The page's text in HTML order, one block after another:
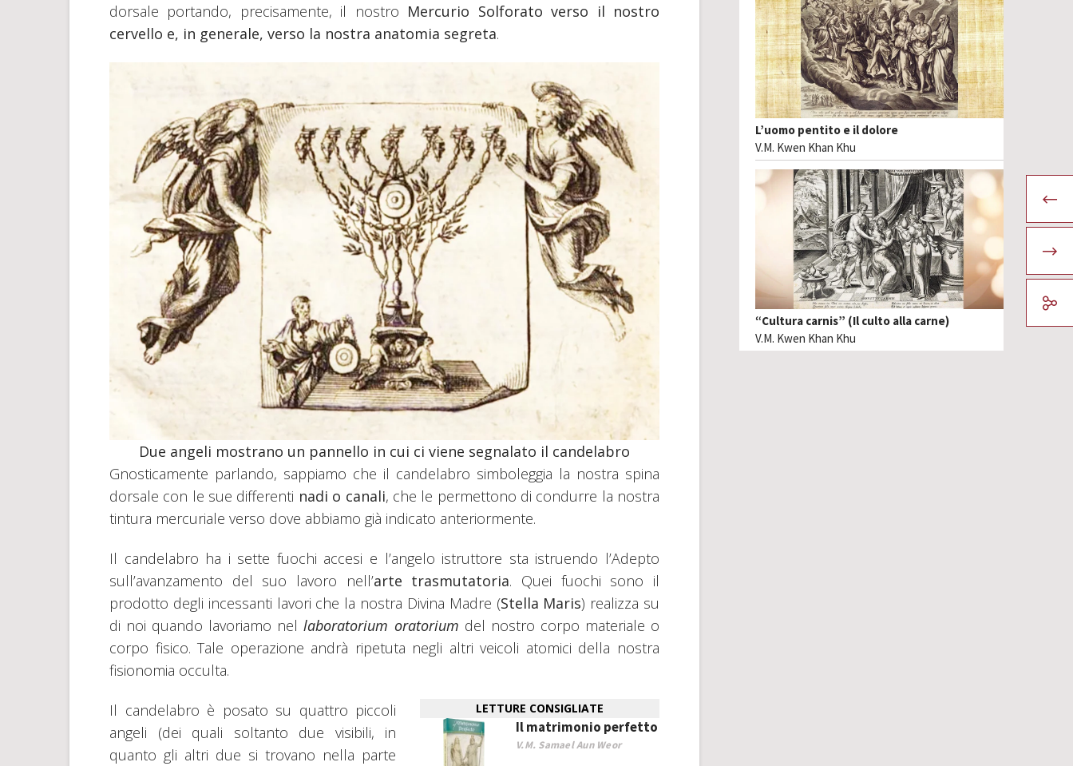
dorsale portando, precisamente, il nostro Mercurio Solforato verso il nostro
cervello e, in generale, verso la nostra anatomia segreta.
Due angeli mostrano un pannello in cui ci viene segnalato il candelabro
Gnosticamente parlando, sappiamo che il candelabro simboleggia la nostra spina
dorsale con le sue differenti nadi o canali, che le permettono di condurre la nostra
tintura mercuriale verso dove abbiamo già indicato anteriormente.
Il candelabro ha i sette fuochi accesi e l’angelo istruttore sta istruendo l’Adepto
sull’avanzamento del suo lavoro nell’arte trasmutatoria. Quei fuochi sono il
prodotto degli incessanti lavori che la nostra Divina Madre (Stella Maris) realizza su
di noi quando lavoriamo nellaboratorium oratorium del nostro corpo materiale o
corpo fisico. Tale operazione andrà ripetuta negli altri veicoli atomici della nostra
fisionomia occulta.
LETTURE CONSIGLIATE
Il matrimonio perfetto
V.M. Samael Aun Weor
Il candelabro è posato su quattro piccoli
angeli (dei quali soltanto due visibili, in
quanto gli altri due si trovano nella parte
L’uomo pentito e il dolore
V.M. Kwen Khan Khu
“Cultura carnis” (Il culto alla carne)
V.M. Kwen Khan Khu